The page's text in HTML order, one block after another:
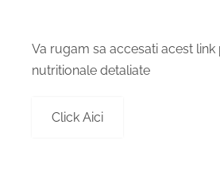
Va rugam sa accesati acest
nutritionale detaliate
Click Aici